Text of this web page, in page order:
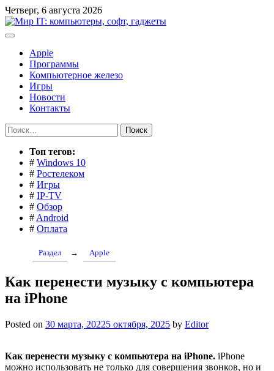
Перейти
к
содержимому
Четверг, 6 августа 2026
Apple
Программы
Компьютерное железо
Игры
Новости
Контакты
Найти:
Toп тегов:
# Windows 10
# Ростелеком
# Игры
# IP-TV
# Обзор
# Android
# Оплата
Раздел → Apple
Как перенести музыку с компьютера
на iPhone
Posted on 30 марта, 20225 октября, 2025 by Editor
Как перенести музыку с компьютера на iPhone. iPhone
можно использовать не только для совершения звонков, но и